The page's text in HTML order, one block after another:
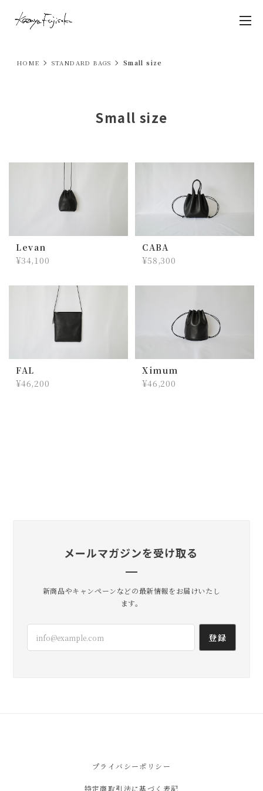
HOME STANDARD BAGS Small size
Small size
Levan
¥34,100
CABA
¥58,300
FAL
¥46,200
Ximum
¥46,200
メールマガジンを受け取る
新商品やキャンペーンなどの最新情報をお届けいたし
ます。
登録
プライバシーポリシー
特定商取引法に基づく表記